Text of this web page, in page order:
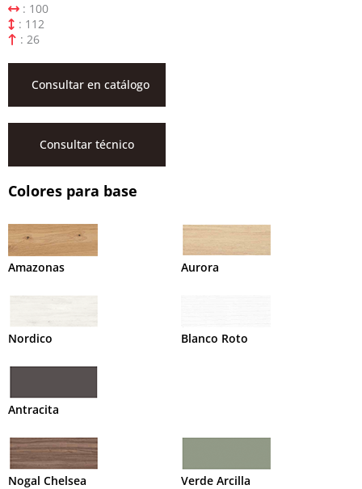
: 100
: 112
: 26
Consultar en catálogo
Consultar técnico
Colores para base
Amazonas Aurora
Nordico Blanco Roto
Antracita
Nogal Chelsea Verde Arcilla